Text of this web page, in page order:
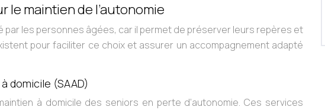
le maintien de l’autonomie
par les personnes âgées, car il permet de préserver leurs repères et
pour faciliter ce choix et assurer un accompagnement adapté
domicile (SAAD)
à domicile des seniors en perte d’autonomie. Ces services